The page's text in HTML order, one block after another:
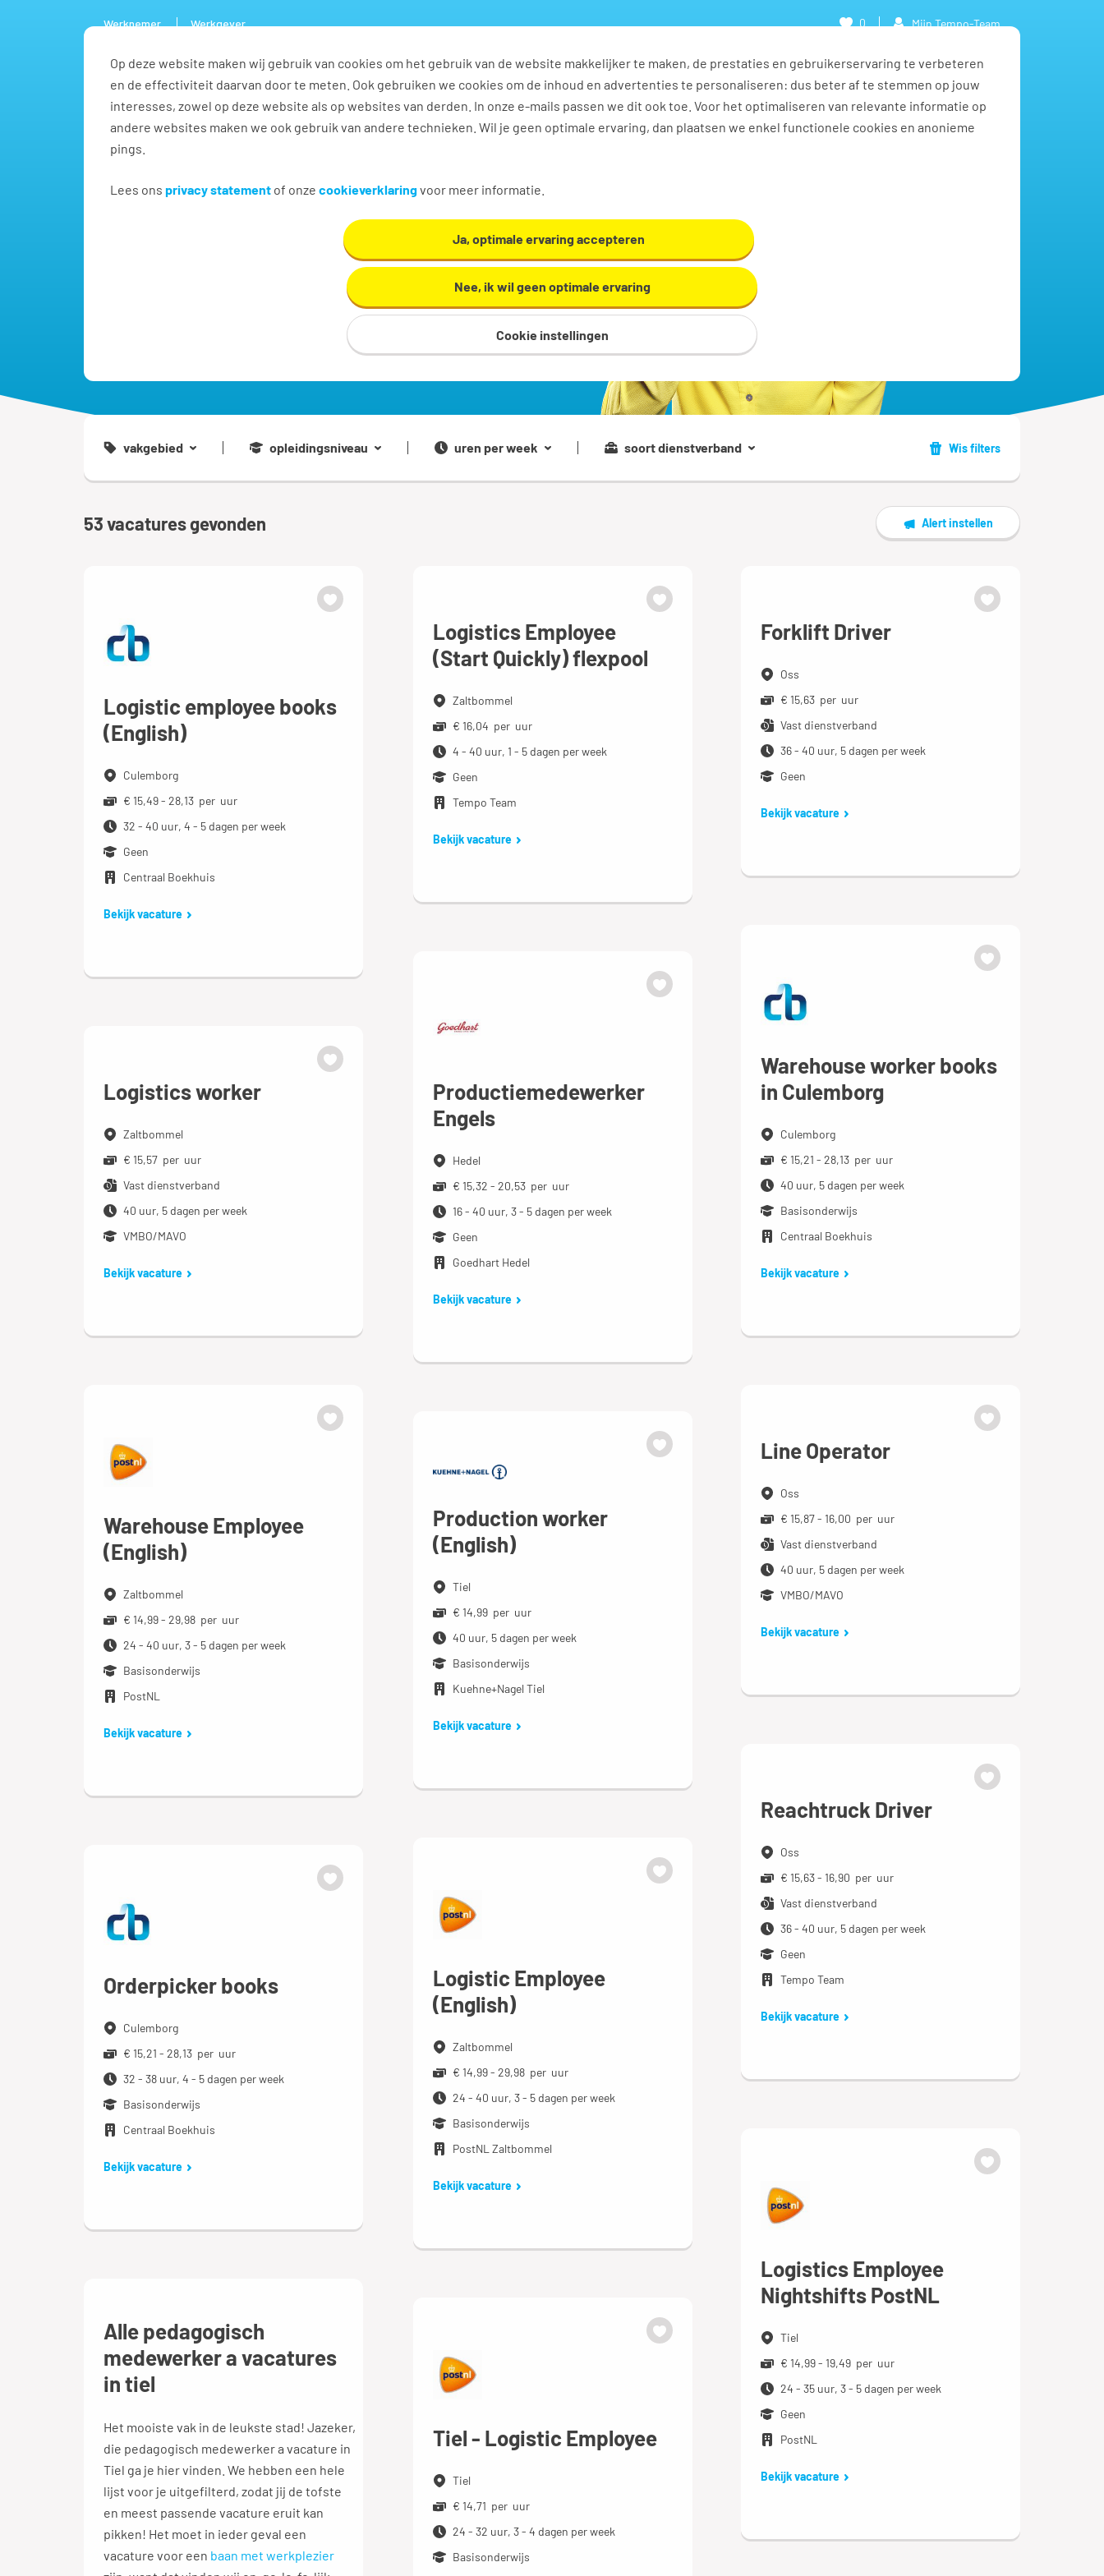
Op deze website maken wij gebruik van cookies om het gebruik van de website makkelijker te maken, de prestaties en gebruikerservaring te verbeteren
en de effectiviteit daarvan door te meten. Ook gebruiken we cookies om de inhoud en advertenties te personaliseren: dus beter af te stemmen op jouw
interesses, zowel op deze website als op websites van derden. In onze e-mails passen we dit ook toe. Voor het optimaliseren van relevante informatie op
andere websites maken we ook gebruik van andere technieken. Wil je geen optimale ervaring, dan plaatsen we enkel functionele cookies en anonieme
pings.
Lees ons privacy statement of onze cookieverklaringvoor meer informatie.
Ja, optimale ervaring accepteren
Nee, ik wil geen optimale ervaring
Cookie instellingen
Werknemer Werkgever
Vacatures Ontwikkel jezelf Werkplezier Contact
0 Mijn Tempo-Team
Pedagogisch medewerker a vacatures in Tiel
Vind hier dé perfecte vacature voor Pedagogisch medewerker a. Oh en... we helpen je graag een handje
vakgebied opleidingsniveau uren per week soort dienstverband Wis filters
53vacatures gevonden Alert instellen
Logistic employee books
(English)
Culemborg
€ 15,49 - 28,13 per uur
32 - 40 uur, 4 - 5 dagen per week
Geen
Centraal Boekhuis
Bekijk vacature
Logistics Employee
(Start Quickly) flexpool
Zaltbommel
€ 16,04 per uur
4 - 40 uur, 1 - 5 dagen per week
Geen
Tempo Team
Bekijk vacature
Forklift Driver
Oss
€ 15,63 per uur
Vast dienstverband
36 - 40 uur, 5 dagen per week
Geen
Bekijk vacature
Warehouse worker books
in Culemborg
Culemborg
€ 15,21 - 28,13 per uur
40 uur, 5 dagen per week
Basisonderwijs
Centraal Boekhuis
Bekijk vacature
Productiemedewerker
Engels
Hedel
€ 15,32 - 20,53 per uur
16 - 40 uur, 3 - 5 dagen per week
Geen
Goedhart Hedel
Bekijk vacature
Logistics worker
Zaltbommel
€ 15,57 per uur
Vast dienstverband
40 uur, 5 dagen per week
VMBO/MAVO
Bekijk vacature
Warehouse Employee
(English)
Zaltbommel
€ 14,99 - 29,98 per uur
24 - 40 uur, 3 - 5 dagen per week
Basisonderwijs
PostNL
Bekijk vacature
Line Operator
Oss
€ 15,87 - 16,00 per uur
Vast dienstverband
40 uur, 5 dagen per week
VMBO/MAVO
Bekijk vacature
Production worker
(English)
Tiel
€ 14,99 per uur
40 uur, 5 dagen per week
Basisonderwijs
Kuehne+Nagel Tiel
Bekijk vacature
Reachtruck Driver
Oss
€ 15,63 - 16,90 per uur
Vast dienstverband
36 - 40 uur, 5 dagen per week
Geen
Tempo Team
Bekijk vacature
Logistic Employee
(English)
Zaltbommel
€ 14,99 - 29,98 per uur
24 - 40 uur, 3 - 5 dagen per week
Basisonderwijs
PostNL Zaltbommel
Bekijk vacature
Orderpicker books
Culemborg
€ 15,21 - 28,13 per uur
32 - 38 uur, 4 - 5 dagen per week
Basisonderwijs
Centraal Boekhuis
Bekijk vacature
Logistics Employee
Nightshifts PostNL
Tiel
€ 14,99 - 19,49 per uur
24 - 35 uur, 3 - 5 dagen per week
Geen
PostNL
Bekijk vacature
Alle pedagogisch
medewerker a vacatures
in tiel
Het mooiste vak in de leukste stad! Jazeker,
die pedagogisch medewerker a vacature in
Tiel ga je hier vinden. We hebben een hele
lijst voor je uitgefilterd, zodat jij de tofste
en meest passende vacature eruit kan
pikken! Het moet in ieder geval een
vacature voor een baan met werkplezier
Tiel - Logistic Employee
Tiel
€ 14,71 per uur
24 - 32 uur, 3 - 4 dagen per week
Basisonderwijs